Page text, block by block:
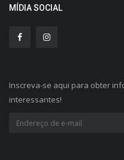
MÍDIA SOCIAL
Inscreva-se aqui para obter
interessantes!